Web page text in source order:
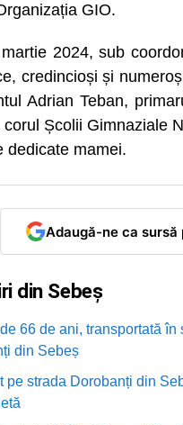
GIO.
2024, sub
credincioși și
Adrian Teban,
corul Școlii Gimnaziale
dedicate mamei.
Adaugă-ne ca sursă
din Sebeș
66 de ani, transportată
din Sebeș
pe strada Dorobanți din